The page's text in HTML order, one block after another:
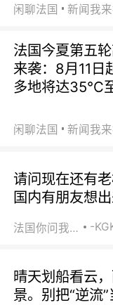
闲聊法国 新闻我
法国今夏第五
来袭：8月11日
多地将达35℃
闲聊法国 新闻我
请问现在还有
国内有朋友想
法国你问我答 -
晴天划船看云
景。别把“逆流